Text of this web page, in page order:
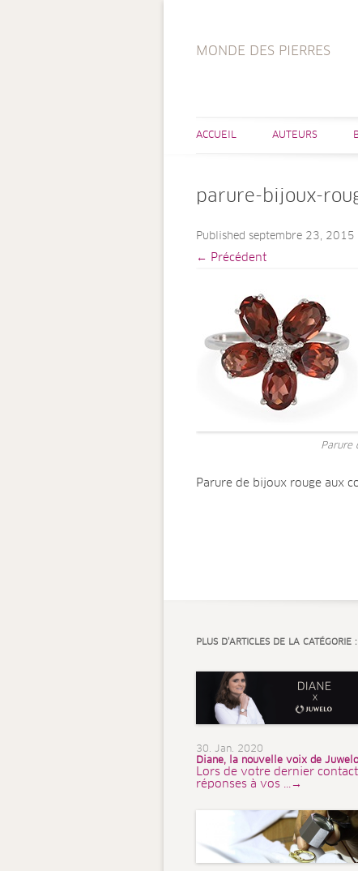
MONDE DES PIERRES
ACCUEIL AUTEURS
parure-bijoux-
Published septembre 23, 2015
← Précédent
Parure
Parure de bijoux rouge aux
PLUS D’ARTICLES DE LA CATÉGORIE :
30. Jan. 2020
Diane, la nouvelle voix de Juwelo
Lors de votre dernier
réponses à vos ...→